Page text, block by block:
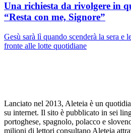
Una richiesta da rivolgere in
“Resta con me, Signore”
Gesù sarà lì quando scenderà la sera e
fronte alle lotte quotidiane
Lanciato nel 2013, Aleteia è un
su internet. Il sito è pubblicato in sei
portoghese, spagnolo, polacco e
milioni di lettori consultano Aleteia